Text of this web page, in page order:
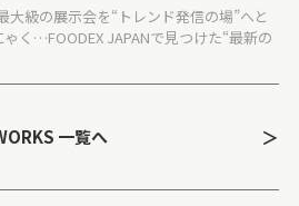
大級の展示会を“トレンド発信の場”へと
く…FOODEX JAPANで見つけた“最新の
一覧へ ＞